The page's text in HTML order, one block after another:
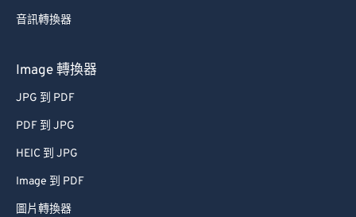
音訊轉換器
Image 轉換器
JPG 到 PDF
PDF 到 JPG
HEIC 到 JPG
Image 到 PDF
圖片轉換器